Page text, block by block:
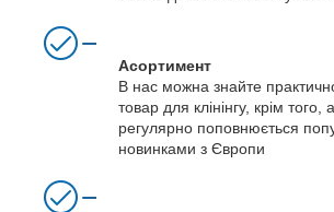
Асортимент
В нас можна знайте
товар для клінінгу, крім того,
регулярно поповнюється
новинками з Європи